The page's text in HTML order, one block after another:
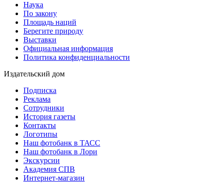
Наука
По закону
Площадь наций
Берегите природу
Выставки
Официальная информация
Политика конфиденциальности
Издательский дом
Подписка
Реклама
Сотрудники
История газеты
Контакты
Логотипы
Наш фотобанк в ТАСС
Наш фотобанк в Лори
Экскурсии
Академия СПВ
Интернет-магазин